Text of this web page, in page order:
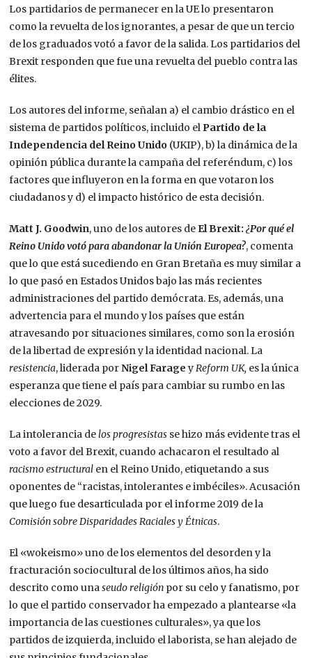
Los partidarios de permanecer en la UE lo presentaron
como la revuelta de los ignorantes, a pesar de que un tercio
de los graduados votó a favor de la salida. Los partidarios del
Brexit responden que fue una revuelta del pueblo contra las
élites.
Los autores del informe, señalan a) el cambio drástico en el
sistema de partidos políticos, incluido el Partido de la
Independencia del Reino Unido (UKIP), b) la dinámica de la
opinión pública durante la campaña del referéndum, c) los
factores que influyeron en la forma en que votaron los
ciudadanos y d) el impacto histórico de esta decisión.
Matt J. Goodwin, uno de los autores de El Brexit: ¿Por qué el
Reino Unido votó para abandonar la Unión Europea?, comenta
que lo que está sucediendo en Gran Bretaña es muy similar a
lo que pasó en Estados Unidos bajo las más recientes
administraciones del partido demócrata. Es, además, una
advertencia para el mundo y los países que están
atravesando por situaciones similares, como son la erosión
de la libertad de expresión y la identidad nacional. La
resistencia, liderada porNigel FarageyReform UK, es la única
esperanza que tiene el país para cambiar su rumbo en las
elecciones de 2029.
La intolerancia delos progresistas se hizo más evidente tras el
voto a favor del Brexit, cuando achacaron el resultado al
racismo estructural en el Reino Unido, etiquetando a sus
oponentes de “racistas, intolerantes e imbéciles». Acusación
que luego fue desarticulada por el informe 2019 de la
Comisión sobre Disparidades Raciales y Étnicas.
El «wokeismo» uno de los elementos del desorden y la
fracturación sociocultural de los últimos años, ha sido
descrito como unaseudo religión por su celo y fanatismo, por
lo que el partido conservador ha empezado a plantearse «la
importancia de las cuestiones culturales», ya que los
partidos de izquierda, incluido el laborista, se han alejado de